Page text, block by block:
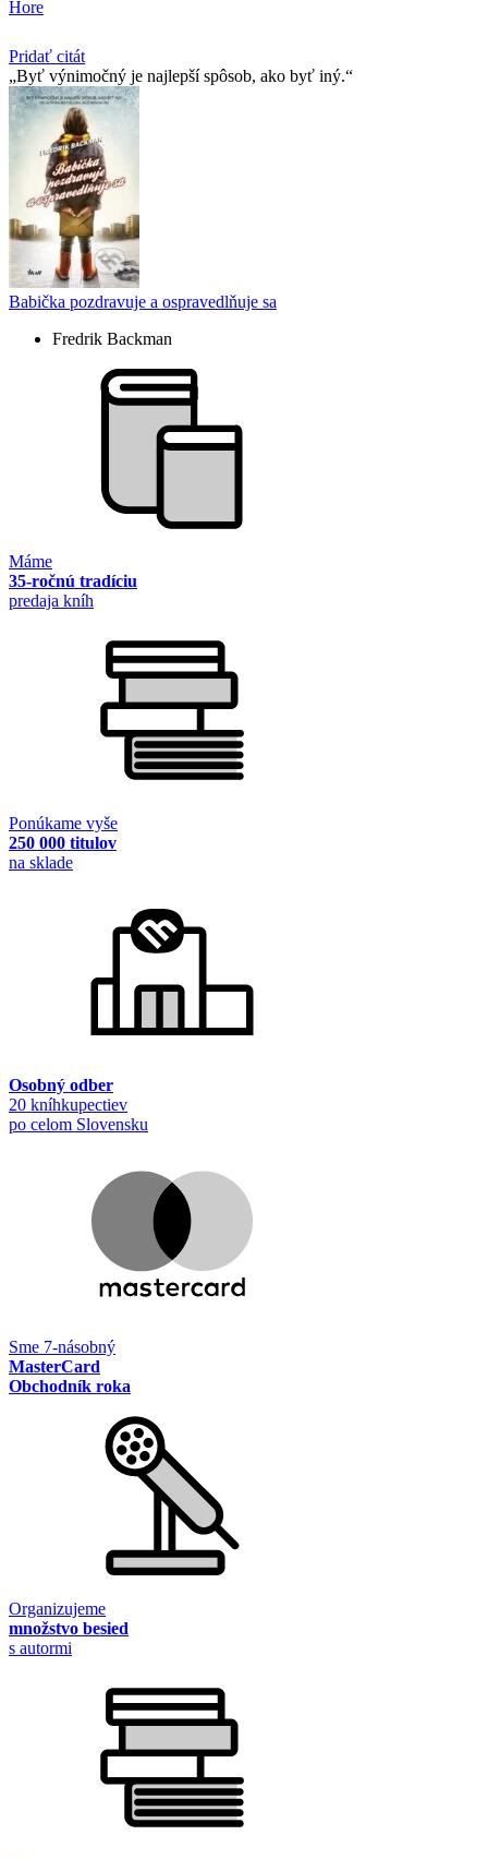
Hore
Pridať citát
Byť výnimočný je najlepší spôsob, ako byť iný.
Babička pozdravuje a ospravedlňuje sa
Fredrik Backman
Máme
35-ročnú tradíciu
predaja kníh
Ponúkame vyše
250 000 titulov
na sklade
Osobný odber
20 kníhkupectiev
po celom Slovensku
Sme 7-násobný
MasterCard
Obchodník roka
Organizujeme
množstvo besied
s autormi